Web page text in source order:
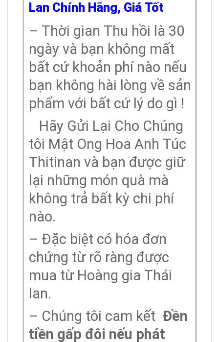
Lan Chính Hãng, Giá Tốt
– Thời gian Thu hồi là 30
ngày và bạn không mất
bất cứ khoản phí nào nếu
bạn không hài lòng về sản
phẩm với bất cứ lý do gì !
Hãy Gửi Lại Cho Chúng
tôi Mật Ong Hoa Anh Túc
Thitinan và bạn được giữ
lại những món quà mà
không trả bất kỳ chi phí
nào.
– Đặc biệt có hóa đơn
chứng từ rõ ràng được
mua từ Hoàng gia Thái
lan.
– Chúng tôi cam kết Đền
tiền gấp đôi nếu phát